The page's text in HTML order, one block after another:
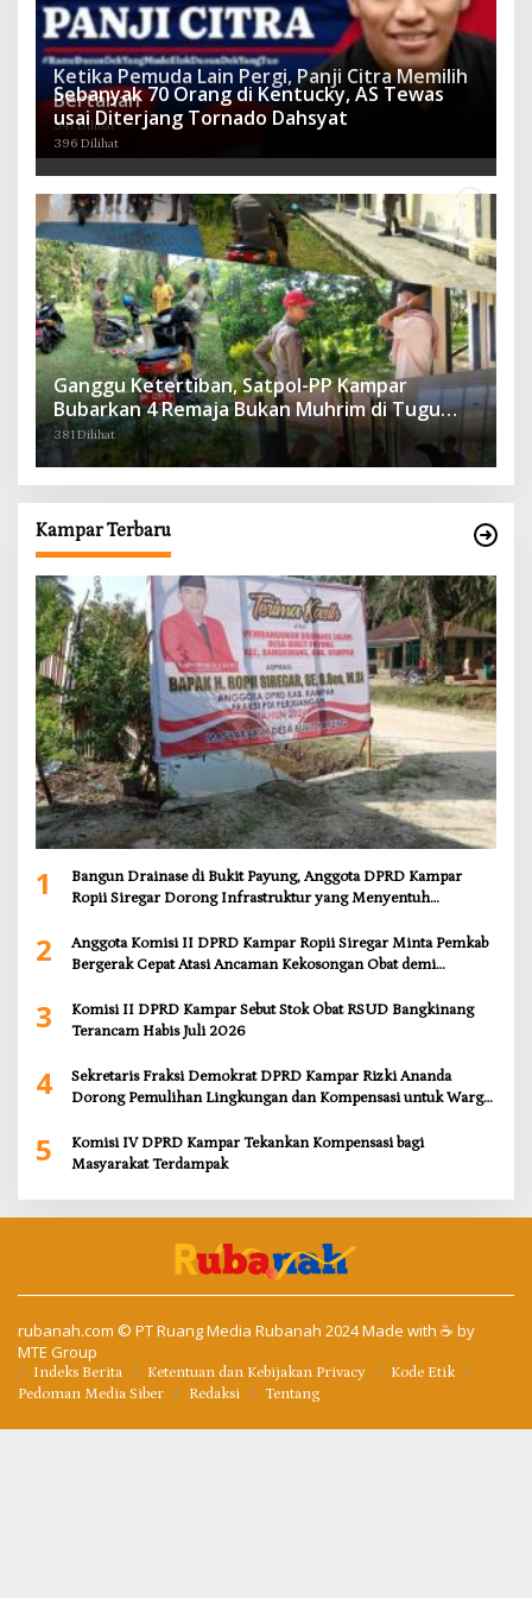
Ketika Pemuda Lain Pergi, Panji Citra Memilih
Bertahan
547 Dilihat
Sebanyak 70 Orang di Kentucky, AS Tewas
usai Diterjang Tornado Dahsyat
396 Dilihat
Ganggu Ketertiban, Satpol-PP Kampar
Bubarkan 4 Remaja Bukan Muhrim di Tugu
Batu Hitam dan Tigo Tungku Sajoangan
381 Dilihat
Kampar Terbaru
1
Bangun Drainase di Bukit Payung, Anggota DPRD Kampar
Ropii Siregar Dorong Infrastruktur yang Menyentuh
2
Anggota Komisi II DPRD Kampar Ropii Siregar Minta Pemkab
Bergerak Cepat Atasi Ancaman Kekosongan Obat demi
3
Komisi II DPRD Kampar Sebut Stok Obat RSUD Bangkinang
Terancam Habis Juli 2026
4
Sekretaris Fraksi Demokrat DPRD Kampar Rizki Ananda
Dorong Pemulihan Lingkungan dan Kompensasi untuk Warga
5
Komisi IV DPRD Kampar Tekankan Kompensasi bagi
Masyarakat Terdampak
rubanah.com © PT Ruang Media Rubanah 2024 Made with ☕ by
MTE Group
Indeks Berita Ketentuan dan Kebijakan Privacy
Kode Etik
Pedoman Media Siber
Redaksi Tentang